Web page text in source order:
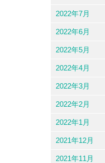
2022年7月
2022年6月
2022年5月
2022年4月
2022年3月
2022年2月
2022年1月
2021年12月
2021年11月